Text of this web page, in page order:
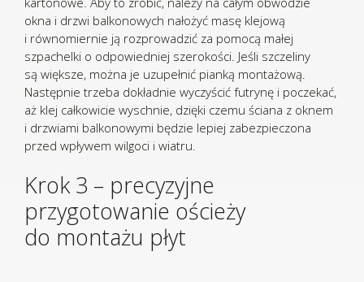
okna i drzwi balkonowych nałożyć masę klejową
i równomiernie ją rozprowadzić za pomocą małej
szpachelki o odpowiedniej szerokości. Jeśli szczeliny
są większe, można je uzupełnić pianką montażową.
Następnie trzeba dokładnie wyczyścić futrynę i poczekać,
aż klej całkowicie wyschnie, dzięki czemu ściana z oknem
i drzwiami balkonowymi będzie lepiej zabezpieczona
przed wpływem wilgoci i wiatru.
Krok 3 – precyzyjne
przygotowanie ościeży
do montażu płyt